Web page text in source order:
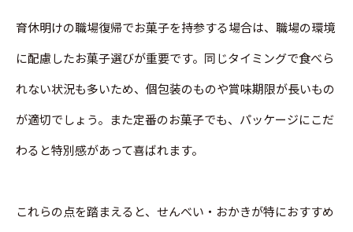
育休明けの職場復帰でお菓子を持参する場合は、職場の環境
に配慮したお菓子選びが重要です。同じタイミングで食べら
れない状況も多いため、個包装のものや賞味期限が長いもの
が適切でしょう。また定番のお菓子でも、パッケージにこだ
わると特別感があって喜ばれます。
これらの点を踏まえると、せんべい・おかきが特におすすめ